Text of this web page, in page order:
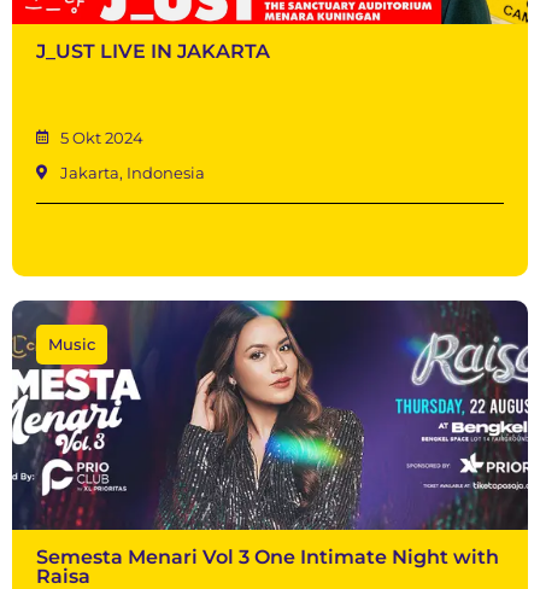
J_UST LIVE IN JAKARTA
5 Okt 2024
Jakarta, Indonesia
Music
Semesta Menari Vol 3 One Intimate Night with
Raisa